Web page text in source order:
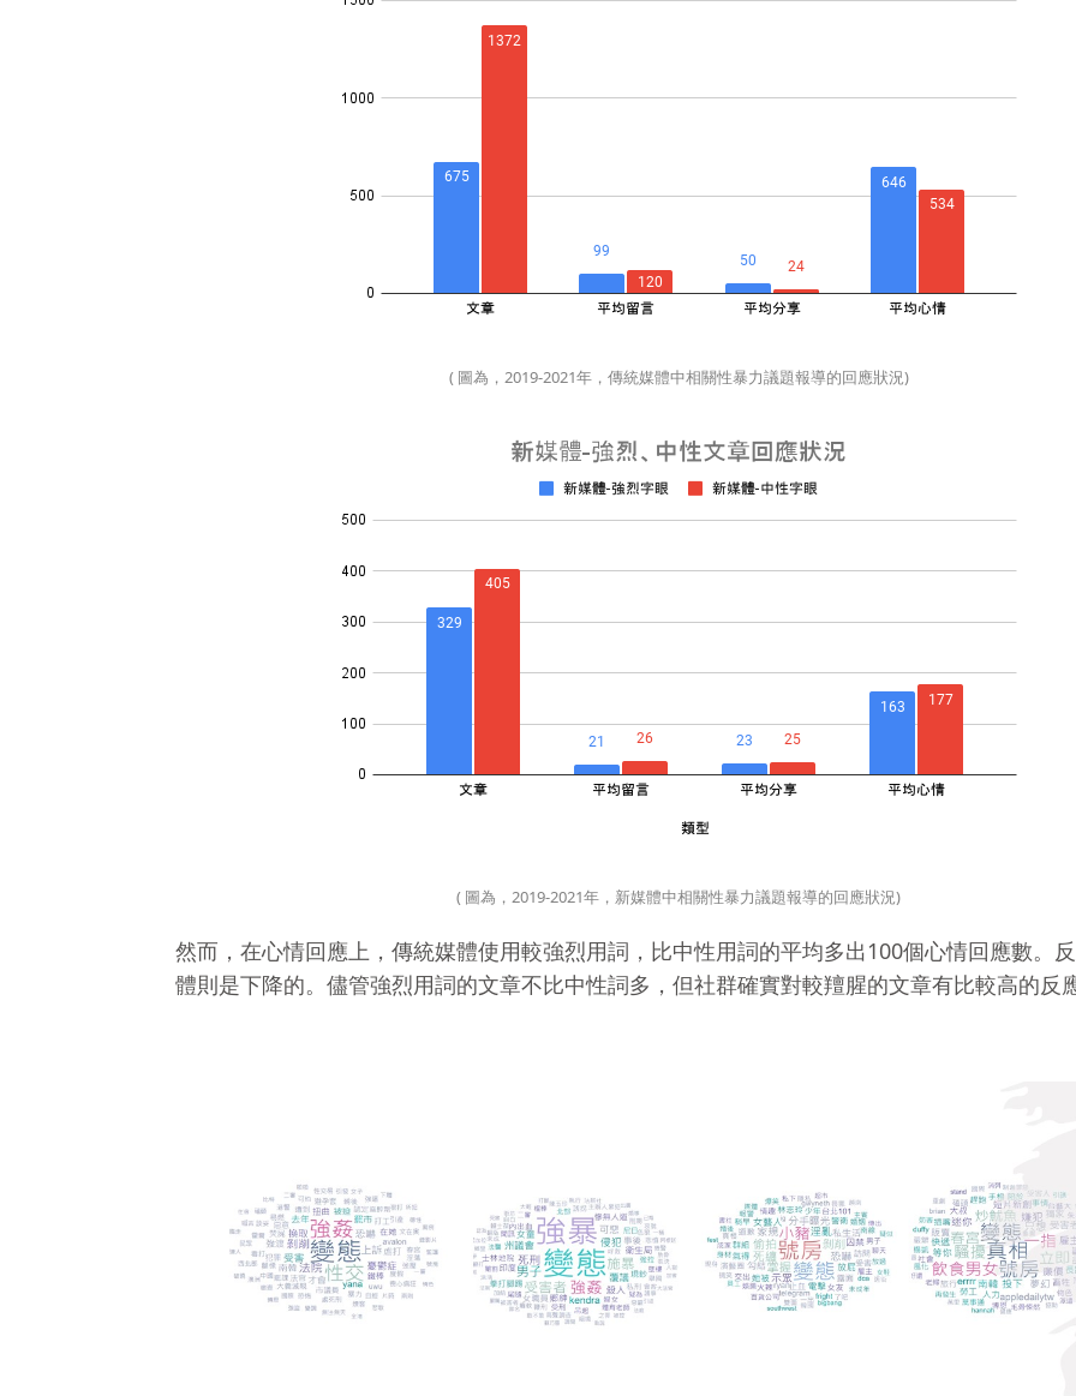
( 圖為，2019-2021年，傳統媒體中相關性暴力議題報導的回應狀況)
( 圖為，2019-2021年，新媒體中相關性暴力議題報導的回應狀況)
然而，在心情回應上，傳統媒體使用較強烈用詞，比中性用詞的平均多出100個心情回應數。
體則是下降的。儘管強烈用詞的文章不比中性詞多，但社群確實對較羶腥的文章有比較高的反應